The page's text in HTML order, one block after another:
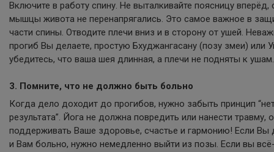
Включите в работу спину. Не выталкивайте поясницу вперёд,
мышцы живота не перенапрягались. Это самое важное в
части спины. Отводите плечи вниз и в сторону от ушей.
прогиб Вы делаете, простую Бхуджангасану (позу змеи) или
убедитесь, что ваша шея длинная, а плечи не подняты к ушам.
3. Помните, что не должно быть больно
Когда дело доходит до прогибов, нужно забыть принцип
результата”. Йога не должна повредить или нанести травму,
поддерживать Ваше здоровье, счастье и гармонию! Если Вы
и Вам больно, нужно немедленно выйти из позы. Если вы всё-